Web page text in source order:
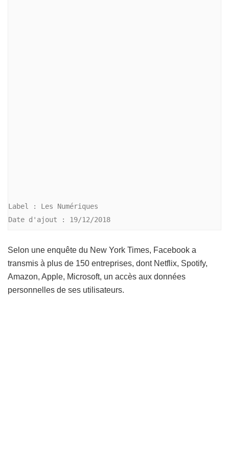
Label : Les Numériques
Date d'ajout : 19/12/2018
Selon une enquête du New York Times, Facebook a
transmis à plus de 150 entreprises, dont Netflix, Spotify,
Amazon, Apple, Microsoft, un accès aux données
personnelles de ses utilisateurs.